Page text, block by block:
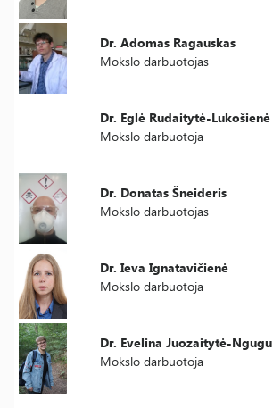
Dr. Adomas Ragauskas
Mokslo darbuotojas
Dr. Eglė Rudaitytė-Lukošienė
Mokslo darbuotoja
Dr. Donatas Šneideris
Mokslo darbuotojas
Dr. Ieva Ignatavičienė
Mokslo darbuotoja
Dr. Evelina Juozaitytė-Ngugu
Mokslo darbuotoja